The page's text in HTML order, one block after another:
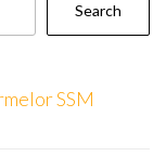
Search
SSM